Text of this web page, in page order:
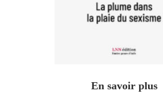
En savoir plus